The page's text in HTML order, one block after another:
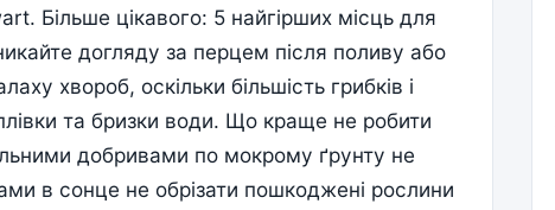
Більше цікавого: 5 найгірших місць для
догляду за перцем після поливу або
хвороб, оскільки більшість грибків і
та бризки води. Що краще не робити
добривами по мокрому ґрунту не
в сонце не обрізати пошкоджені рослини